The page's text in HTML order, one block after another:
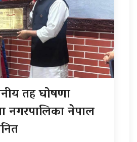
तह घोषणा
नगरपालिका नेपाल